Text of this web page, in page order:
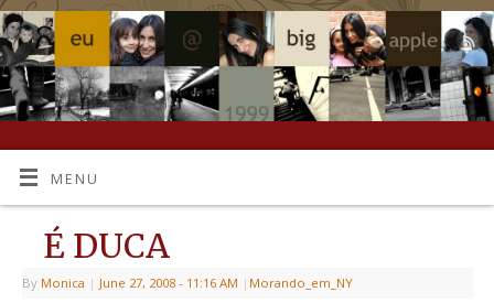
MENU
É DUCA
By Monica | June 27, 2008 - 11:16 AM | Morando_em_NY